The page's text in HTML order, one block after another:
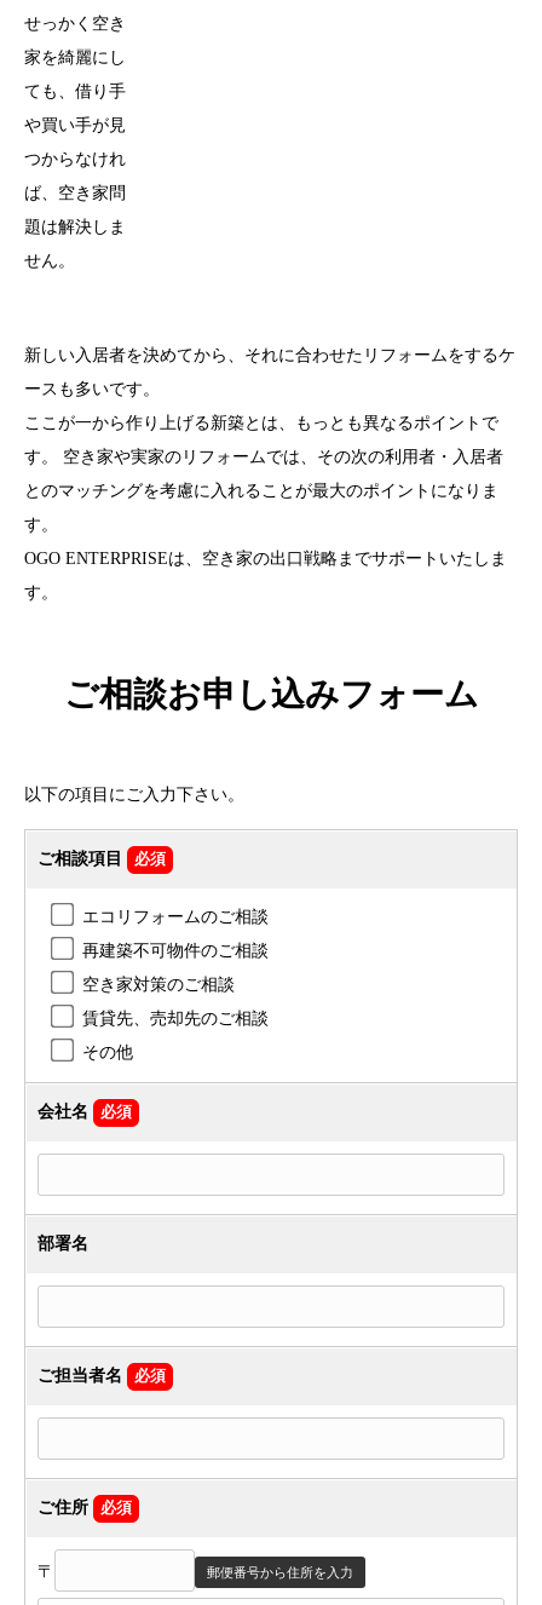
せっかく空き
家を綺麗にし
ても、借り手
や買い手が見
つからなけれ
ば、空き家問
題は解決しま
せん。
新しい入居者を決めてから、それに合わせたリフォームをするケ
ースも多いです。
ここが一から作り上げる新築とは、もっとも異なるポイントで
す。 空き家や実家のリフォームでは、その次の利用者・入居者
とのマッチングを考慮に入れることが最大のポイントになりま
す。
OGO ENTERPRISEは、空き家の出口戦略までサポートいたしま
す。
ご相談お申し込みフォーム
以下の項目にご入力下さい。
ご相談項目 必須
エコリフォームのご相談
再建築不可物件のご相談
空き家対策のご相談
賃貸先、売却先のご相談
その他
会社名 必須
部署名
ご担当者名 必須
ご住所 必須
〒 郵便番号から住所を入力